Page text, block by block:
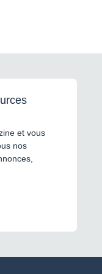
et vous
nos